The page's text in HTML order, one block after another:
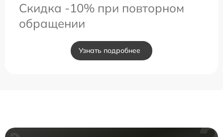
Скидка -10% при повторном
обращении
Узнать подробнее